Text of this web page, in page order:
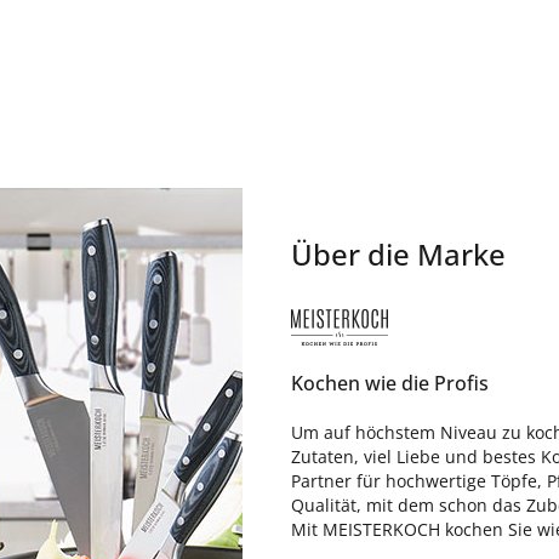
Über die Marke
Kochen wie die Profis
Um auf höchstem Niveau zu
Zutaten, viel Liebe und bestes
Partner für hochwertige Töpfe,
Qualität, mit dem schon das
Mit MEISTERKOCH kochen Sie